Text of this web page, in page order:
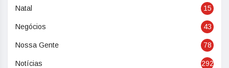
Natal 15
Negócios 43
Nossa Gente 78
Notícias 292